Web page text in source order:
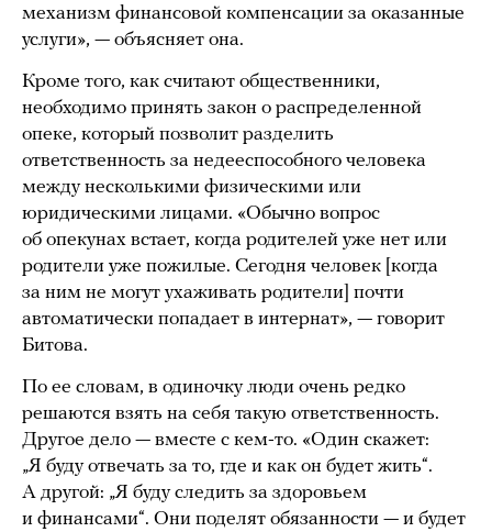
механизм финансовой компенсации за оказанные
услуги», — объясняет она.
Кроме того, как считают общественники,
необходимо принять закон о распределенной
опеке, который позволит разделить
ответственность за недееспособного человека
между несколькими физическими или
юридическими лицами. «Обычно вопрос
об опекунах встает, когда родителей уже нет или
родители уже пожилые. Сегодня человек [когда
за ним не могут ухаживать родители] почти
автоматически попадает в интернат», — говорит
Битова.
По ее словам, в одиночку люди очень редко
решаются взять на себя такую ответственность.
Другое дело — вместе с кем-то. «Один скажет:
„Я буду отвечать за то, где и как он будет жить“.
А другой: „Я буду следить за здоровьем
и финансами“. Они поделят обязанности — и будет